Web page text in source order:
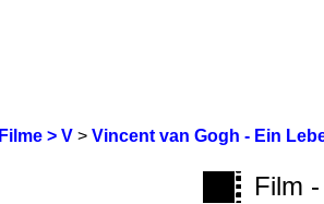
Filme > V> Vincent van Gogh - Ein
Film